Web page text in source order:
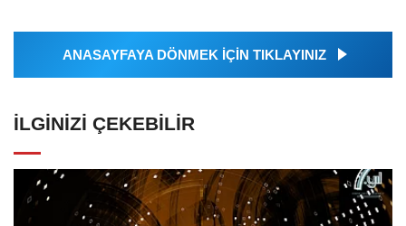
ANASAYFAYA DÖNMEK İÇİN TIKLAYINIZ
İLGINIZI ÇEKEBILIR